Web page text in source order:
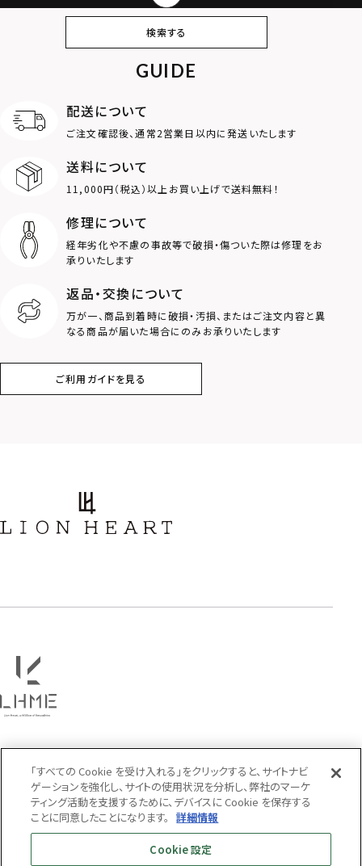
オンラインストア
ギフトボックス
ダブルリング
ロゴ
クラウン
フラワー
検索する
GUIDE
配送について
ご注文確認後、通常2営業日以内に発送いたします
送料について
11,000円（税込）以上お買い上げで送料無料！
修理について
経年劣化や不慮の事故等で破損・傷ついた際は修理をお
承りいたします
返品・交換について
万が一、商品到着時に破損・汚損、またはご注文内容と異
なる商品が届いた場合にのみお承りいたします
ご利用ガイドを見る
「すべての Cookie を受け入れる」をクリックすると、サイトナビ
ゲーションを強化し、サイトの使用状況を分析し、弊社のマーケ
ティング活動を支援するために、デバイスに Cookie を保存する
ことに同意したことになります。
詳細情報
Cookie 設定